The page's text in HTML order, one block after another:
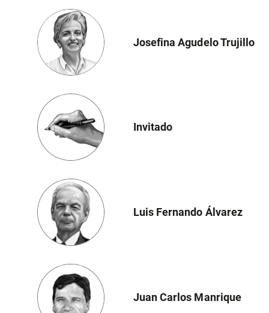
Josefina Agudelo Trujillo
Invitado
Luis Fernando Álvarez
Juan Carlos Manrique